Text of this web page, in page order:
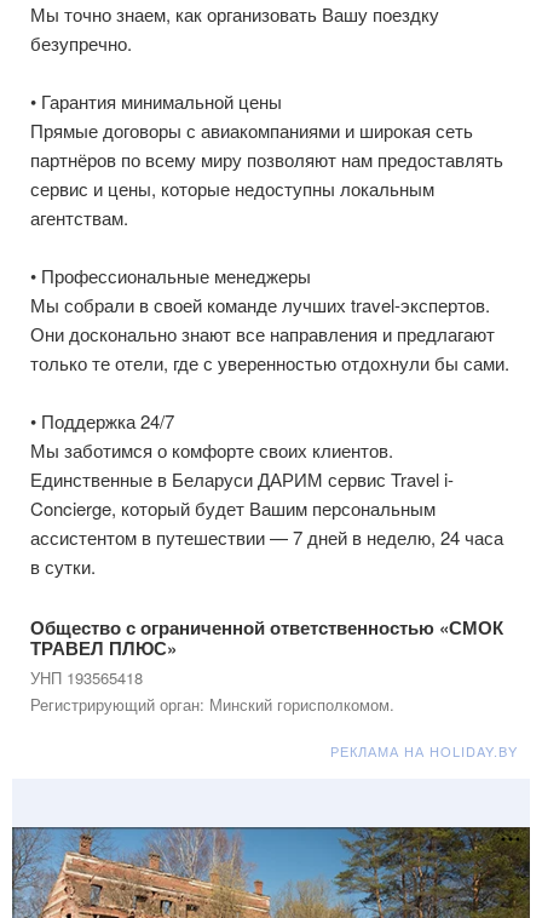
Мы точно знаем, как организовать Вашу поездку
безупречно.
• Гарантия минимальной цены
Прямые договоры с авиакомпаниями и широкая сеть
партнёров по всему миру позволяют нам предоставлять
сервис и цены, которые недоступны локальным
агентствам.
• Профессиональные менеджеры
Мы собрали в своей команде лучших travel-экспертов.
Они досконально знают все направления и предлагают
только те отели, где с уверенностью отдохнули бы сами.
• Поддержка 24/7
Мы заботимся о комфорте своих клиентов.
Единственные в Беларуси ДАРИМ сервис Travel i-
Concierge, который будет Вашим персональным
ассистентом в путешествии — 7 дней в неделю, 24 часа
в сутки.
Общество с ограниченной ответственностью «СМОК
ТРАВЕЛ ПЛЮС»
УНП 193565418
Регистрирующий орган: Минский горисполкомом.
РЕКЛАМА НА HOLIDAY.BY